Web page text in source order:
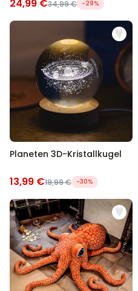
24,99 €34,99 € -29%
Planeten 3D-Kristallkugel
13,99 €19,99 € -30%